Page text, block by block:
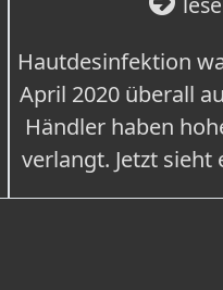
Hautdesinfektion
April 2020 überall
Händler haben
verlangt. Jetzt sieht